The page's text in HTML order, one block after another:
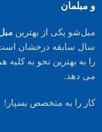
و مبلمان
مبل‌شو یکی از بهترین
سال سابقه درخشان است
را به بهترین نحو به
می دهد.
کار را به متخصص بسپار!